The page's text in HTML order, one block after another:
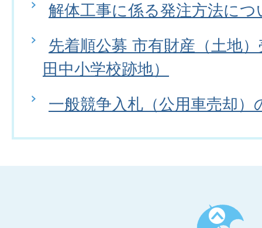
解体工事に係る発注方法に
先着順公募 市有財産（土地
田中小学校跡地）
一般競争入札（公用車売却）
ペ